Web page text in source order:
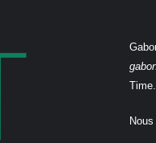
Time.